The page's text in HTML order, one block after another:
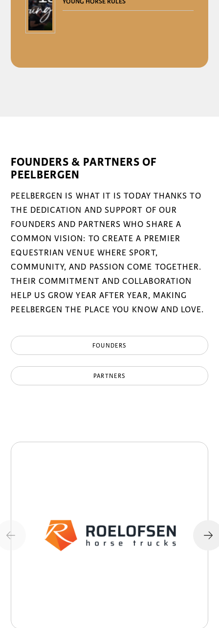
FOUNDERS & PARTNERS OF
PEELBERGEN
PEELBERGEN IS WHAT IT IS TODAY THANKS TO
THE DEDICATION AND SUPPORT OF OUR
FOUNDERS AND PARTNERS WHO SHARE A
COMMON VISION: TO CREATE A PREMIER
EQUESTRIAN VENUE WHERE SPORT,
COMMUNITY, AND PASSION COME TOGETHER.
THEIR COMMITMENT AND COLLABORATION
HELP US GROW YEAR AFTER YEAR, MAKING
PEELBERGEN THE PLACE YOU KNOW AND LOVE.
FOUNDERS
PARTNERS